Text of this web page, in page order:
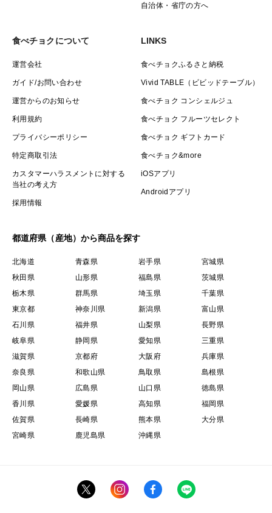
自治体・省庁の方へ
食べチョクについて
運営会社
ガイド/お問い合わせ
運営からのお知らせ
利用規約
プライバシーポリシー
特定商取引法
カスタマーハラスメントに対する
当社の考え方
採用情報
LINKS
食べチョクふるさと納税
Vivid TABLE（ビビッドテーブル）
食べチョク コンシェルジュ
食べチョク フルーツセレクト
食べチョク ギフトカード
食べチョク&more
iOSアプリ
Androidアプリ
都道府県（産地）から商品を探す
北海道 青森県 岩手県
宮城県
秋田県
山形県 福島県
茨城県
栃木県
群馬県 埼玉県
千葉県
東京都
神奈川県 新潟県
富山県
石川県
福井県 山梨県
長野県
岐阜県
静岡県 愛知県
三重県
滋賀県
京都府 大阪府
兵庫県
奈良県
和歌山県 鳥取県
島根県
岡山県
広島県 山口県
徳島県
香川県
愛媛県 高知県
福岡県
佐賀県
長崎県 熊本県
大分県
宮崎県
鹿児島県 沖縄県